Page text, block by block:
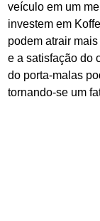
veículo em um
investem em
podem atrair
e a satisfação do
do porta-malas
tornando-se um